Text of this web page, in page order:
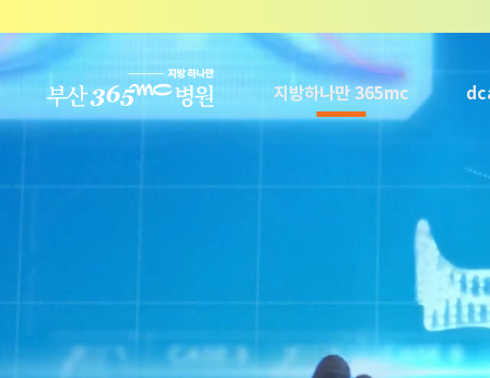
지방하나만 365mc